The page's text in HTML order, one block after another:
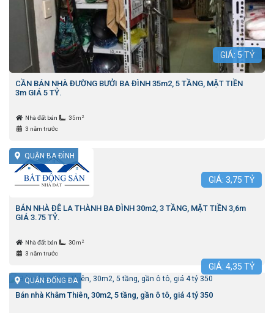
GIÁ: 5 TỶ
CẦN BÁN NHÀ ĐƯỜNG BƯỞI BA ĐÌNH 35m2, 5 TẦNG, MẶT TIỀN
3m GIÁ 5 TỶ.
Nhà đất bán 35m 2
3 năm trước
QUẬN BA ĐÌNH
GIÁ: 3,75 TỶ
BÁN NHÀ ĐÊ LA THÀNH BA ĐÌNH 30m2, 3 TẦNG, MẶT TIỀN 3,6m
GIÁ 3.75 TỶ.
Nhà đất bán 30m 2
3 năm trước
QUẬN ĐỐNG ĐA
GIÁ: 4,35 TỶ
Bán nhà Khâm Thiên, 30m2, 5 tầng, gần ô tô, giá 4 tỷ 350